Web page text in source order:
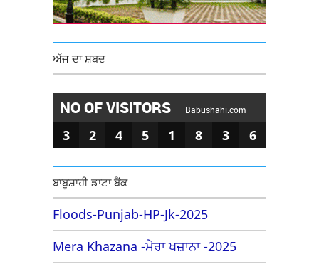
ਅੱਜ ਦਾ ਸ਼ਬਦ
NO OF VISITORS Babushahi.com
3 2 4 5 1 8 3 6
ਬਾਬੂਸ਼ਾਹੀ ਡਾਟਾ ਬੈਂਕ
Floods-Punjab-HP-Jk-2025
Mera Khazana -ਮੇਰਾ ਖਜ਼ਾਨਾ -2025